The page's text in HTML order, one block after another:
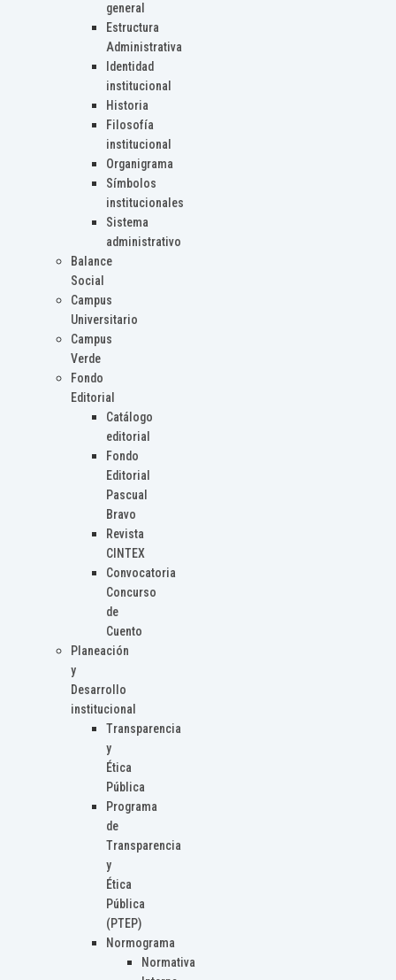
general
Estructura
Administrativa
Identidad
institucional
Historia
Filosofía
institucional
Organigrama
Símbolos
institucionales
Sistema
administrativo
Balance
Social
Campus
Universitario
Campus
Verde
Fondo
Editorial
Catálogo
editorial
Fondo
Editorial
Pascual
Bravo
Revista
CINTEX
Convocatoria
Concurso
de
Cuento
Planeación
y
Desarrollo
institucional
Transparencia
y
Ética
Pública
Programa
de
Transparencia
y
Ética
Pública
(PTEP)
Normograma
Normativa